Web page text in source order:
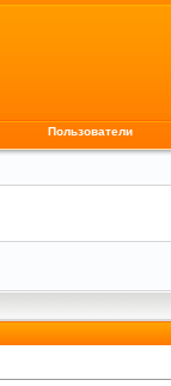
Пользователи